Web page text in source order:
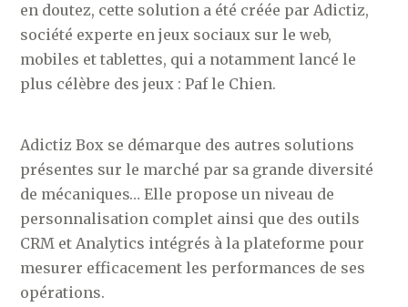
en doutez, cette solution a été créée par Adictiz,
société experte en jeux sociaux sur le web,
mobiles et tablettes, qui a notamment lancé le
plus célèbre des jeux : Paf le Chien.
Adictiz Box se démarque des autres solutions
présentes sur le marché par sa grande diversité
de mécaniques… Elle propose un niveau de
personnalisation complet ainsi que des outils
CRM et Analytics intégrés à la plateforme pour
mesurer efficacement les performances de ses
opérations.